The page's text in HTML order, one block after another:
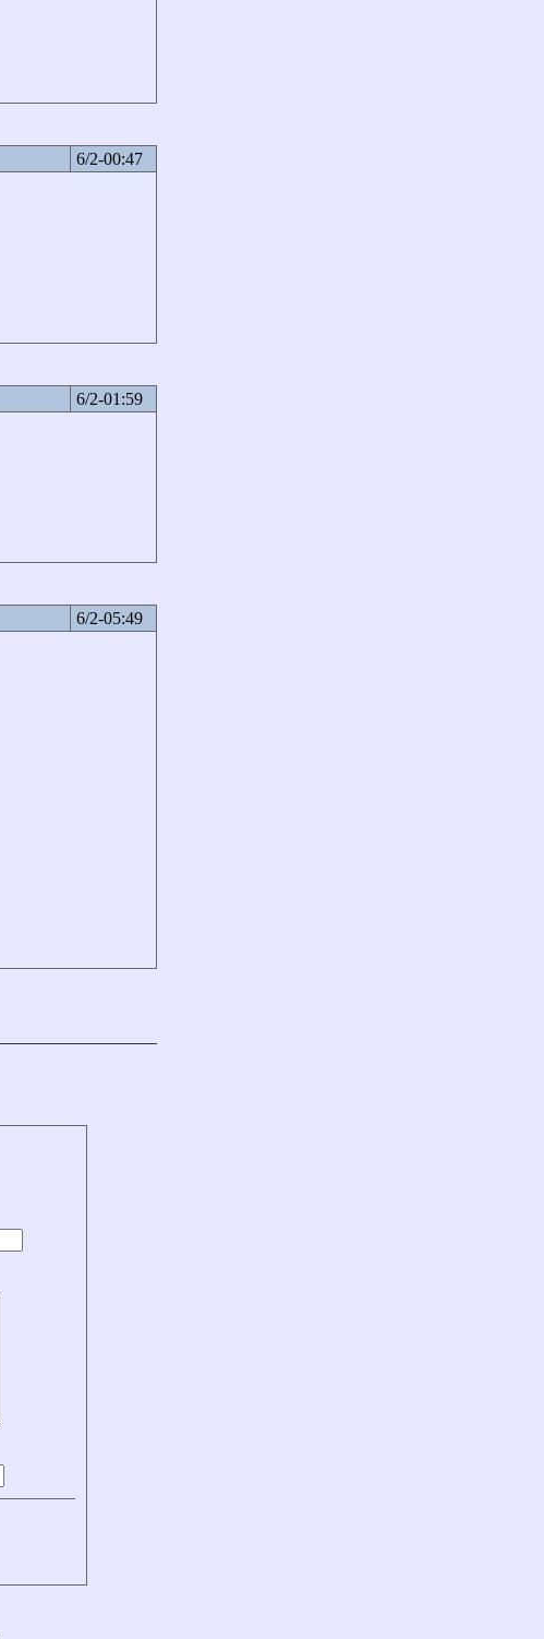
6/2-00:47
6/2-01:59
6/2-05:49